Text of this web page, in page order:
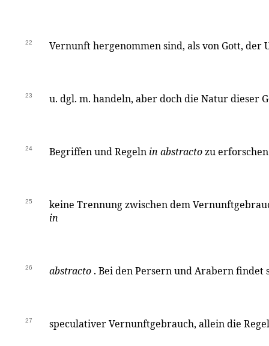
22 Vernunft hergenommen sind, als von Gott, der
23 u. dgl. m. handeln, aber doch die Natur dieser
24 Begriffen und Regeln in abstractozu
25
keine Trennung zwischen dem
in
26 abstracto . Bei den Persern und Arabern findet
27 speculativer Vernunftgebrauch, allein die